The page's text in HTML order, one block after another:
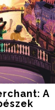
A